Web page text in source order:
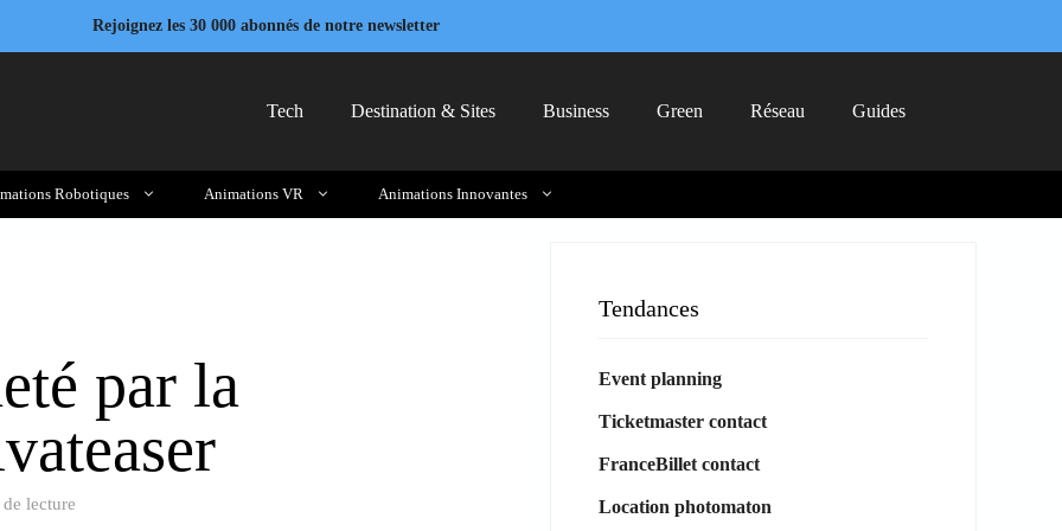
Rejoignez les 30 000 abonnés de notre newsletter
Tech Destination & Sites Business Green Réseau Guides
Robotiques Animations VR Animations Innovantes
par la
lecture
Tendances
Event planning
Ticketmaster contact
FranceBillet contact
Location photomaton